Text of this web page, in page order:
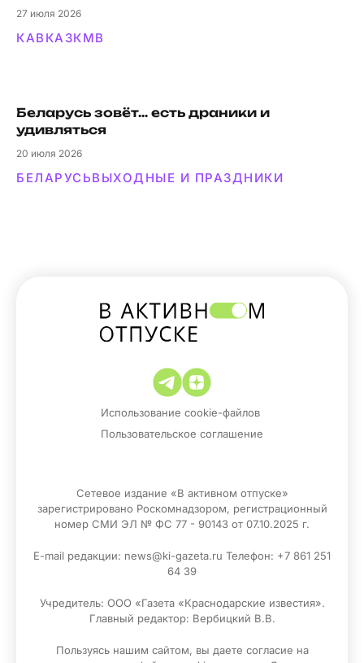
27 июля 2026
КАВКАЗКМВ
Беларусь зовёт… есть драники и
удивляться
20 июля 2026
БЕЛАРУСЬВЫХОДНЫЕ И ПРАЗДНИКИ
Использование cookie-файлов
Пользовательское соглашение
Сетевое издание «В активном отпуске»
зарегистрировано Роскомнадзором, регистрационный
номер СМИ ЭЛ № ФС 77 - 90143 от 07.10.2025 г.
E-mail редакции: news@ki-gazeta.ru Телефон: +7 861 251
64 39
Учредитель: ООО «Газета «Краснодарские известия».
Главный редактор: Вербицкий В.В.
Пользуясь нашим сайтом, вы даете согласие на